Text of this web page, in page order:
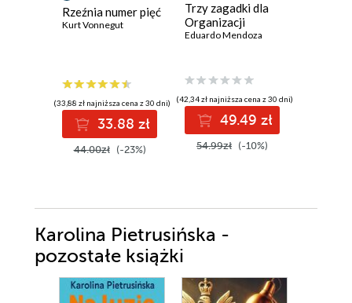
Rzeźnia numer pięć
Kurt Vonnegut
(33,88 zł najniższa cena z 30 dni)
33.88 zł
44.00zł (-23%)
Trzy zagadki dla
Organizacji
Eduardo Mendoza
(42,34 zł najniższa cena z 30 dni)
49.49 zł
54.99zł (-10%)
Karolina Pietrusińska -
pozostałe książki